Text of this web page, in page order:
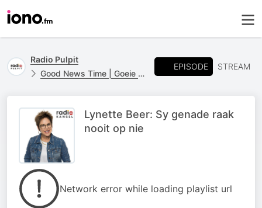
Radio Pulpit
Good News Time | Goeie Nuus Tyd
EPISODE STREAM
Lynette Beer: Sy genade raak
nooit op nie
Network error while loading playlist url